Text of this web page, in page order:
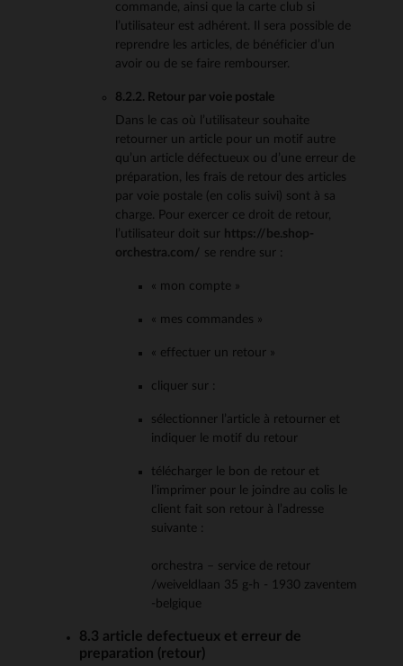
commande, ainsi que la carte club si
l’utilisateur est adhérent. Il sera possible de
reprendre les articles, de bénéficier d’un
avoir ou de se faire rembourser.
8.2.2. Retour par voie postale
Dans le cas où l’utilisateur souhaite
retourner un article pour un motif autre
qu’un article défectueux ou d’une erreur de
préparation, les frais de retour des articles
par voie postale (en colis suivi) sont à sa
charge. Pour exercer ce droit de retour,
l’utilisateur doit sur https://be.shop-
orchestra.com/ se rendre sur :
« mon compte »
« mes commandes »
« effectuer un retour »
cliquer sur :
sélectionner l’article à retourner et
indiquer le motif du retour
télécharger le bon de retour et
l’imprimer pour le joindre au colis le
client fait son retour à l’adresse
suivante :
orchestra – service de retour
/weiveldlaan 35 g-h - 1930 zaventem
-belgique
8.3 article defectueux et erreur de
preparation (retour)